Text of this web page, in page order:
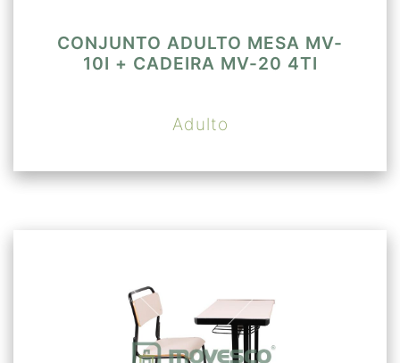
CONJUNTO ADULTO MESA MV-
10I + CADEIRA MV-20 4TI
Adulto